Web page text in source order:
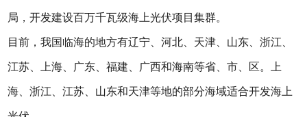
局，开发建设百万千瓦级海上光伏项目集群。
目前，我国临海的地方有辽宁、河北、天津、山东、浙江、
江苏、上海、广东、福建、广西和海南等省、市、区。上
海、浙江、江苏、山东和天津等地的部分海域适合开发海上